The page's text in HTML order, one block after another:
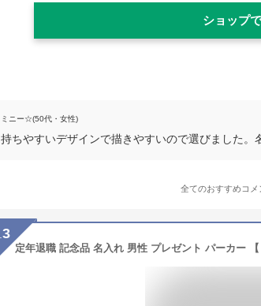
ショップ
ミニー☆(50代・女性)
持ちやすいデザインで描きやすいので選びました。
全てのおすすめコメ
3